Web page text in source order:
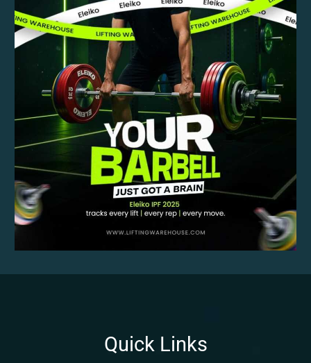
Quick Links